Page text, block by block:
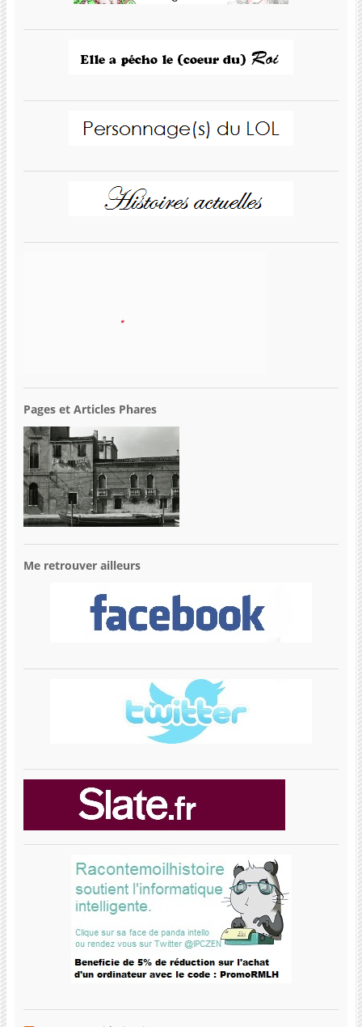
Pages et Articles Phares
Me retrouver ailleurs